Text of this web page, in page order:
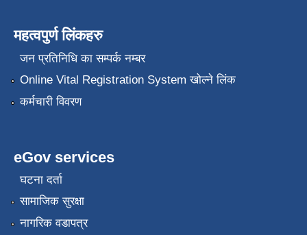
महत्वपुर्ण लिंकहरु
जन प्रतिनिधि का सम्पर्क नम्बर
Online Vital Registration System खोल्ने लिंक
कर्मचारी विवरण
eGov services
घटना दर्ता
सामाजिक सुरक्षा
नागरिक वडापत्र